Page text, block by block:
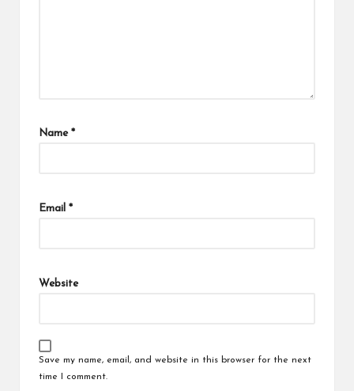
Name *
Email *
Website
Save my name, email, and website in this browser for the next
time I comment.